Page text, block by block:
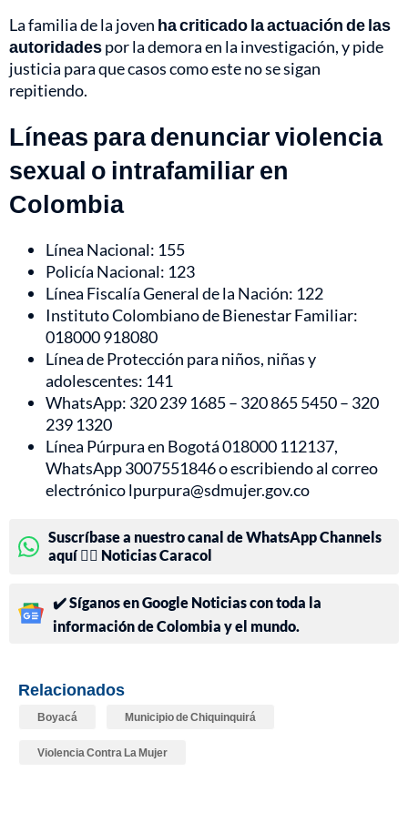
La familia de la joven ha criticado la actuación de las
autoridadespor la demora en la investigación, y pide
justicia para que casos como este no se sigan
repitiendo.
Líneas para denunciar violencia
sexual o intrafamiliar en
Colombia
Línea Nacional: 155
Policía Nacional: 123
Línea Fiscalía General de la Nación: 122
Instituto Colombiano de Bienestar Familiar:
018000 918080
Línea de Protección para niños, niñas y
adolescentes: 141
WhatsApp: 320 239 1685 – 320 865 5450 – 320
239 1320
Línea Púrpura en Bogotá 018000 112137,
WhatsApp 3007551846 o escribiendo al correo
electrónico lpurpura@sdmujer.gov.co
Suscríbase a nuestro canal de WhatsApp Channels
aquí 👉🏻 Noticias Caracol
✔️ Síganos en Google Noticias con toda la
información de Colombia y el mundo.
Relacionados
Boyacá Municipio de Chiquinquirá
Violencia Contra La Mujer